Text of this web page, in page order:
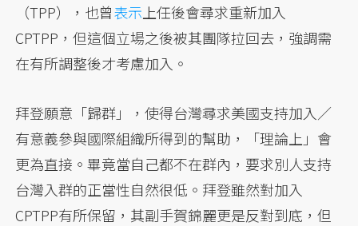
（TPP），也曾表示 上任後會尋求重新加入
CPTPP，但這個立場之後被其團隊拉回去，強調需
在有所調整後才考慮加入。
拜登願意「歸群」，使得台灣尋求美國支持加入／
有意義參與國際組織所得到的幫助，「理論上」會
更為直接。畢竟當自己都不在群內，要求別人支持
台灣入群的正當性自然很低。拜登雖然對加入
CPTPP有所保留，其副手賀錦麗更是反對到底，但